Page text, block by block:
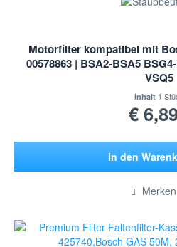
Motorfilter kompatibel mit
00578863 | BSA2-BSA5
VSQ5
Inhalt 1
€
In den
Merken